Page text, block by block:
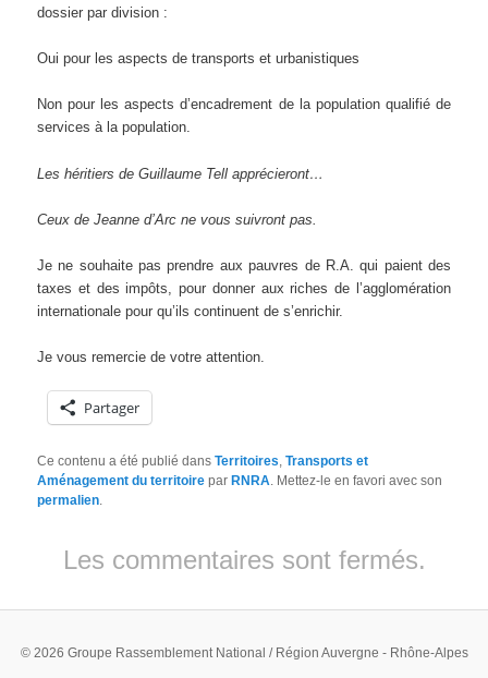
dossier par division :
Oui pour les aspects de transports et urbanistiques
Non pour les aspects d’encadrement de la population qualifié de
services à la population.
Les héritiers de Guillaume Tell apprécieront…
Ceux de Jeanne d’Arc ne vous suivront pas.
Je ne souhaite pas prendre aux pauvres de R.A. qui paient des
taxes et des impôts, pour donner aux riches de l’agglomération
internationale pour qu’ils continuent de s’enrichir.
Je vous remercie de votre attention.
Partager
Ce contenu a été publié dansTerritoires,Transports et
Aménagement du territoire par RNRA. Mettez-le en favori avec son
permalien.
Les commentaires sont fermés.
© 2026 Groupe Rassemblement National / Région Auvergne - Rhône-Alpes